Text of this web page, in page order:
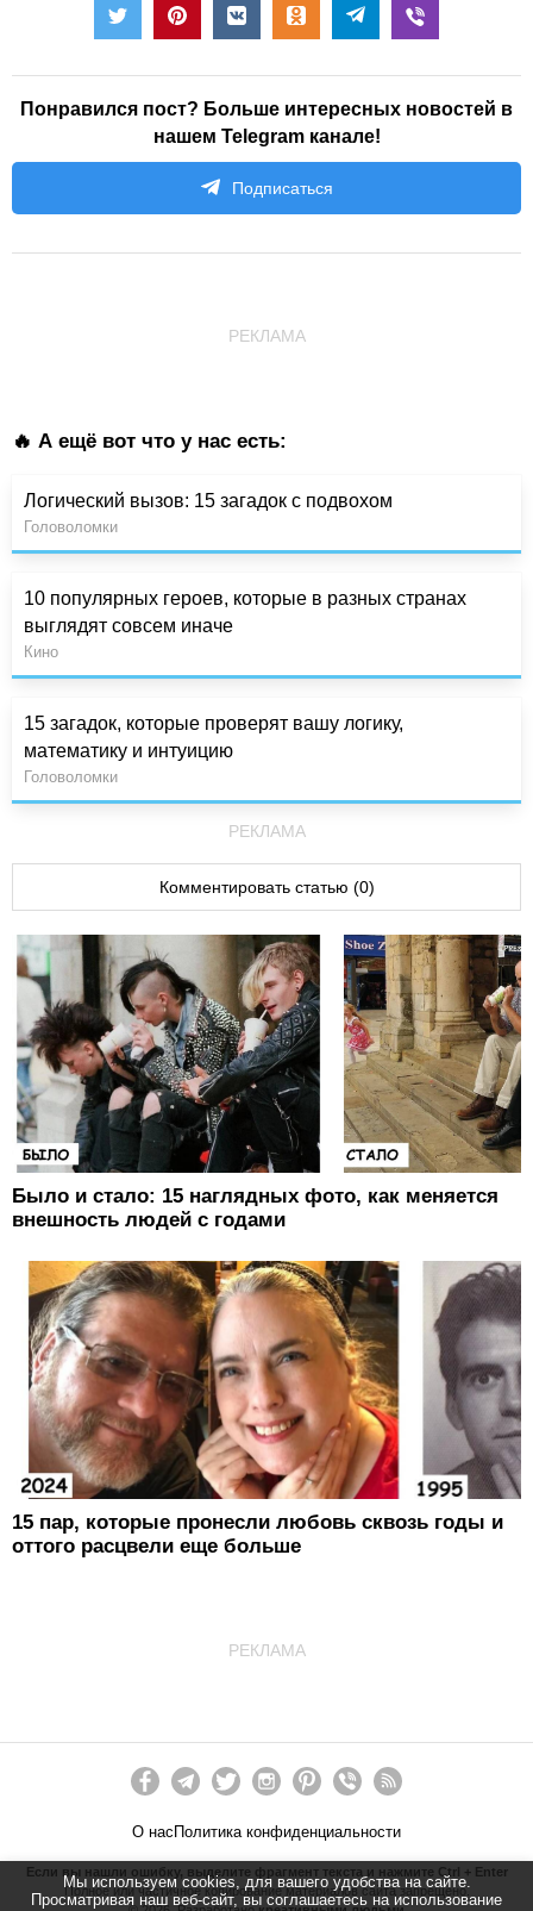
Мы используем cookies, для вашего удобства на сайте.
Просматривая наш веб-сайт, вы соглашаетесь на использование
Понравился пост? Больше интересных новостей в
нашем Telegram канале!
Подписаться
РЕКЛАМА
🔥 А ещё вот что у нас есть:
Логический вызов: 15 загадок с подвохом
Головоломки
10 популярных героев, которые в разных странах
выглядят совсем иначе
Кино
15 загадок, которые проверят вашу логику,
математику и интуицию
Головоломки
РЕКЛАМА
Комментировать статью (0)
Было и стало: 15 наглядных фото, как меняется
внешность людей с годами
15 пар, которые пронесли любовь сквозь годы и
оттого расцвели еще больше
РЕКЛАМА
О насПолитика конфиденциальности
Если вы нашли ошибку, выделите фрагмент текста и нажмите Ctrl + Enter
Полное или частичное копирование материалов сайта запрещено.